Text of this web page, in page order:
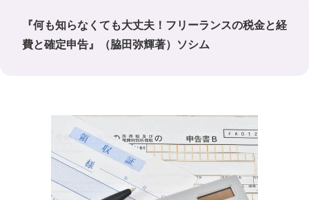
『何も知らなくても大丈夫！フリーランスの税金と経
費と確定申告』（脇田弥輝著）ソシム